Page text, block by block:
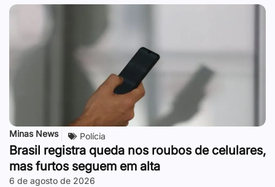
Minas News Polícia
Brasil registra queda nos roubos de celulares,
mas furtos seguem em alta
6 de agosto de 2026